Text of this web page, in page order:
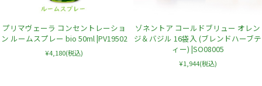
プリマヴェーラ コンセントレーショ
ン ルームスプレー bio 50ml |PV19502
¥4,180(税込)
ゾネントア コールドブリュー オレン
ジ＆バジル 16袋入 (ブレンドハーブテ
ィー) |SO08005
¥1,944(税込)